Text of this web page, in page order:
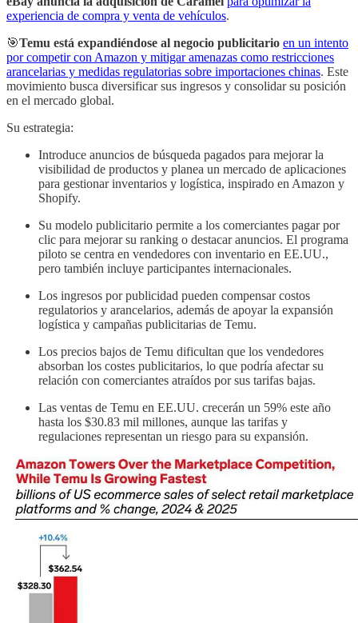
experiencia de compra y venta de vehículos.
🎯Temu está expandiéndose al negocio publicitario en un intento
por competir con Amazon y mitigar amenazas como restricciones
arancelarias y medidas regulatorias sobre importaciones chinas. Este
movimiento busca diversificar sus ingresos y consolidar su posición
en el mercado global.
Su estrategia:
Introduce anuncios de búsqueda pagados para mejorar la
visibilidad de productos y planea un mercado de aplicaciones
para gestionar inventarios y logística, inspirado en Amazon y
Shopify.
Su modelo publicitario permite a los comerciantes pagar por
clic para mejorar su ranking o destacar anuncios. El programa
piloto se centra en vendedores con inventario en EE.UU.,
pero también incluye participantes internacionales.
Los ingresos por publicidad pueden compensar costos
regulatorios y arancelarios, además de apoyar la expansión
logística y campañas publicitarias de Temu.
Los precios bajos de Temu dificultan que los vendedores
absorban los costes publicitarios, lo que podría afectar su
relación con comerciantes atraídos por sus tarifas bajas.
Las ventas de Temu en EE.UU. crecerán un 59% este año
hasta los $30.83 mil millones, aunque las tarifas y
regulaciones representan un riesgo para su expansión.